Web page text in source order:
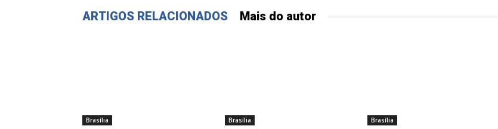
ARTIGOS RELACIONADOS Mais do autor
Brasília Brasília Brasília